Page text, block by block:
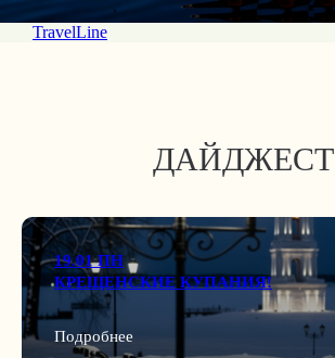
TravelLine
ДАЙДЖЕСТ
19.01 ПН
КРЕЩЕНСКИЕ КУПАНИЯ!
Подробнее